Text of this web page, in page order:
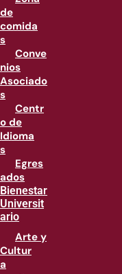
de
comida
s
Conve
nios
Asociado
s
Centr
o de
Idioma
s
Egres
ados
Bienestar
Universit
ario
Arte y
Cultur
a